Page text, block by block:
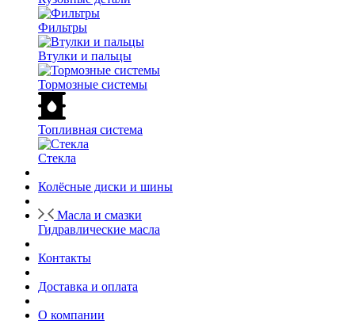
Фильтры
Втулки и пальцы
Тормозные системы
Топливная система
Стекла
Колёсные диски и шины
Масла и смазки
Гидравлические масла
Контакты
Доставка и оплата
О компании